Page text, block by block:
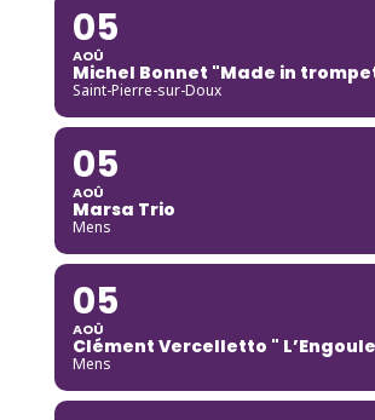
05
AOÛ
Michel Bonnet "Made in
Saint-Pierre-sur-Doux
05
AOÛ
Marsa Trio
Mens
05
AOÛ
Clément Vercelletto "
Mens